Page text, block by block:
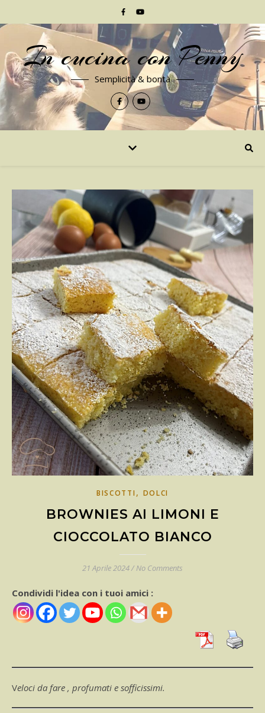
In cucina con Penny
Semplicità & bontà
BISCOTTI, DOLCI
BROWNIES AI LIMONI E
CIOCCOLATO BIANCO
21 Aprile 2024/ No Comments
Condividi l'idea con i tuoi amici :
Veloci da fare , profumati e sofficissimi.